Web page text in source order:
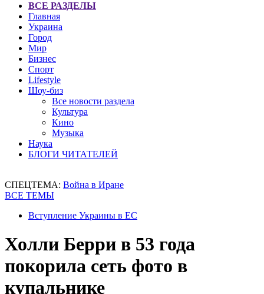
ВСЕ РАЗДЕЛЫ
Главная
Украина
Город
Мир
Бизнес
Спорт
Lifestyle
Шоу-биз
Все новости раздела
Культура
Кино
Музыка
Наука
БЛОГИ ЧИТАТЕЛЕЙ
СПЕЦТЕМА: Война в Иране
ВСЕ ТЕМЫ
Вступление Украины в ЕС
Холли Берри в 53 года
покорила сеть фото в
купальнике